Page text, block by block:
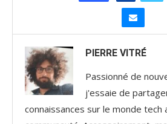
PIERRE VITRÉ
Passionné de
j'essaie de
connaissances sur le monde tech